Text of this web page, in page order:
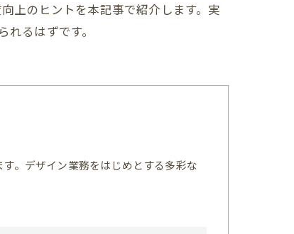
上のヒントを本記事で紹介します。実
るはずです。
。デザイン業務をはじめとする多彩な